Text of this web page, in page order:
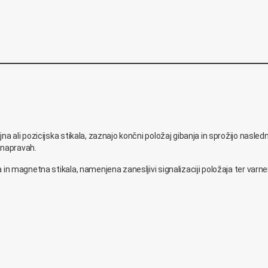
ali pozicijska stikala, zaznajo končni položaj gibanja in sprožijo
magnetna stikala, namenjena zanesljivi signalizaciji položaja ter